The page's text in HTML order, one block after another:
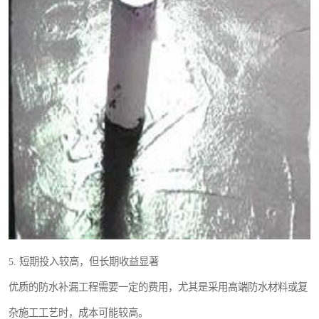
5. 短期投入较高，但长期收益显著
优质的防水补漏工程需要一定的费用，尤其是采用高端防水材料或复
杂施工工艺时，成本可能较高。